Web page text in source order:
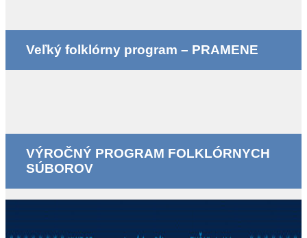
Veľký folklórny program – PRAMENE
VÝROČNÝ PROGRAM FOLKLÓRNYCH
SÚBOROV